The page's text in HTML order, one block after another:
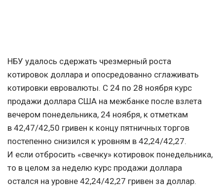
НБУ удалось сдержать чрезмерный роста
котировок доллара и опосредованно сглаживать
котировки евровалюты. С 24 по 28 ноября курс
продажи доллара США на межбанке после взлета
вечером понедельника, 24 ноября, к отметкам
в 42,47/42,50 гривен к концу пятничных торгов
постепенно снизился к уровням в 42,24/42,27.
И если отбросить «свечку» котировок понедельника,
то в целом за неделю курс продажи доллара
остался на уровне 42,24/42,27 гривен за доллар.